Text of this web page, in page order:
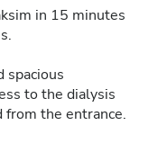
in 15 minutes
spacious
to the dialysis
from the entrance.